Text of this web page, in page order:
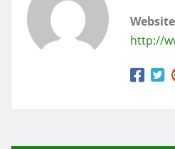
http://